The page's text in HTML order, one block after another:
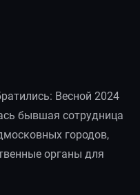
Весной 2024
бывшая сотрудница
городов,
органы для